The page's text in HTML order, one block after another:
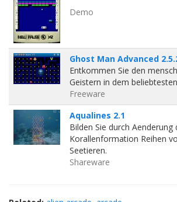
Demo
Ghost Man Advanced
Entkommen Sie den
Geistern in dem
Freeware
Aqualines 2.1
Bilden Sie durch Aenderung
Korallenformation Reihen
Seetieren.
Shareware